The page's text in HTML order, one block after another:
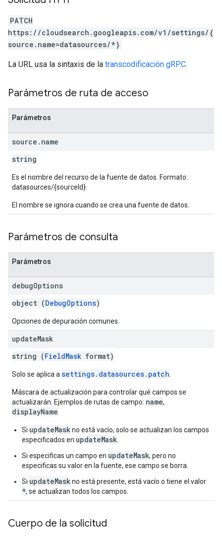
PATCH
https://cloudsearch.googleapis.com/v1/settings/{
source.name=datasources/*}
La URL usa la sintaxis de la transcodificación gRPC.
Parámetros de ruta de acceso
Parámetros
source . name
string
Es el nombre del recurso de la fuente de datos. Formato:
datasources/{sourceId}.
El nombre se ignora cuando se crea una fuente de datos.
Parámetros de consulta
Parámetros
debugOptions
object (DebugOptions)
Opciones de depuración comunes.
updateMask
string (FieldMask format)
Solo se aplica a settings.datasources.patch
Máscara de actualización para controlar qué campos se
actualizarán. Ejemplos de rutas de campo: name,
displayName
Si updateMaskno está vacío, solo se actualizan los campos
especificados en updateMask
Si especificas un campo en updateMask, pero no
especificas su valor en la fuente, ese campo se borra.
Si updateMaskno está presente, está vacío o tiene el valor
*, se actualizan todos los campos.
Cuerpo de la solicitud